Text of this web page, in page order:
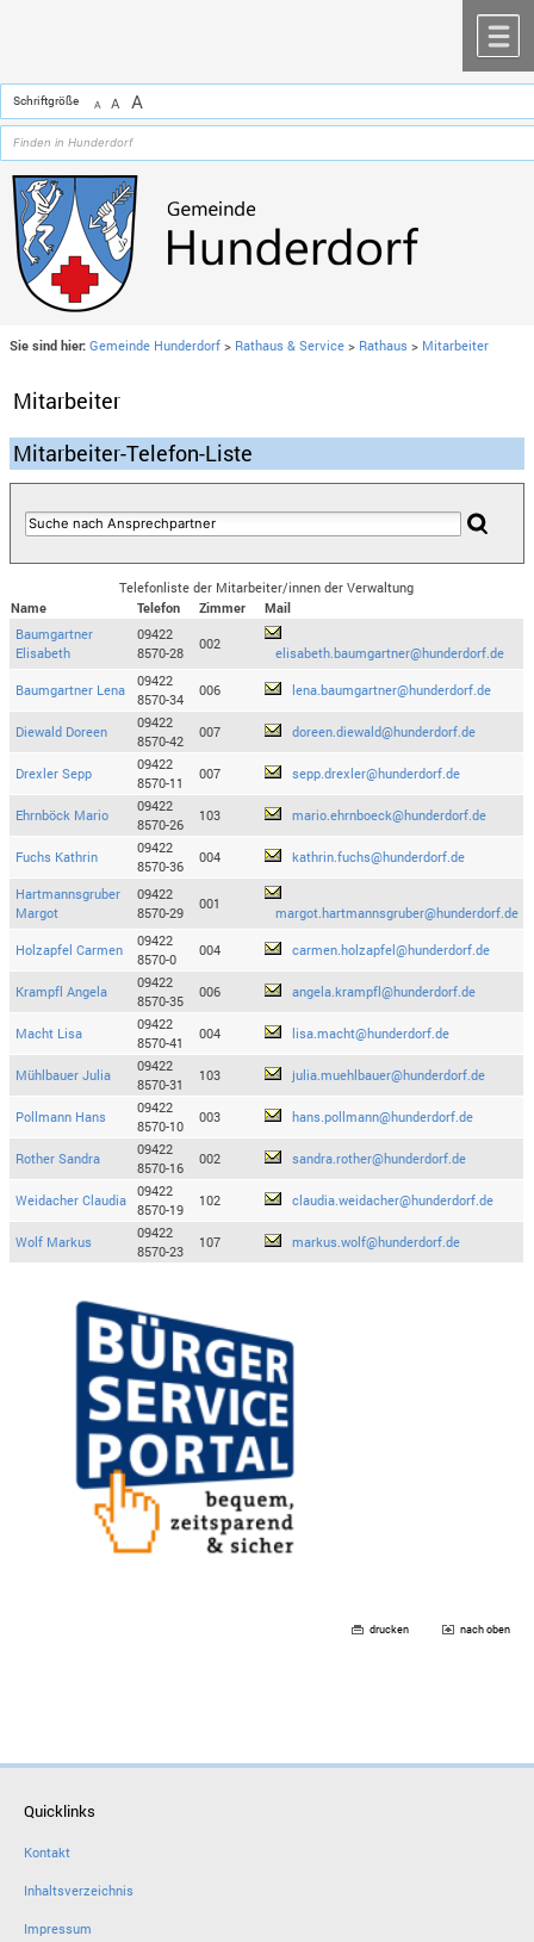
Schriftgröße A A A
Sie sind hier: Gemeinde Hunderdorf > Rathaus & Service > Rathaus > Mitarbeiter
Mitarbeiter
Mitarbeiter-Telefon-Liste
Telefonliste der Mitarbeiter/innen der Verwaltung
Name
Telefon Zimmer
Mail
Baumgartner
Elisabeth
09422
8570-28
002
elisabeth.baumgartner@hunderdorf.de
Baumgartner Lena
09422
8570-34
006 lena.baumgartner@hunderdorf.de
Diewald Doreen
09422
8570-42
007 doreen.diewald@hunderdorf.de
Drexler Sepp
09422
8570-11
007 sepp.drexler@hunderdorf.de
Ehrnböck Mario
09422
8570-26
103 mario.ehrnboeck@hunderdorf.de
Fuchs Kathrin
09422
8570-36
004 kathrin.fuchs@hunderdorf.de
Hartmannsgruber
Margot
09422
8570-29
001
margot.hartmannsgruber@hunderdorf.de
Holzapfel Carmen
09422
8570-0
004 carmen.holzapfel@hunderdorf.de
Krampfl Angela
09422
8570-35
006 angela.krampfl@hunderdorf.de
Macht Lisa
09422
8570-41
004 lisa.macht@hunderdorf.de
Mühlbauer Julia
09422
8570-31
103 julia.muehlbauer@hunderdorf.de
Pollmann Hans
09422
8570-10
003 hans.pollmann@hunderdorf.de
Rother Sandra
09422
8570-16
002 sandra.rother@hunderdorf.de
Weidacher Claudia
09422
8570-19
102 claudia.weidacher@hunderdorf.de
Wolf Markus
09422
8570-23
107 markus.wolf@hunderdorf.de
drucken nach oben
Quicklinks
Kontakt
Inhaltsverzeichnis
Impressum